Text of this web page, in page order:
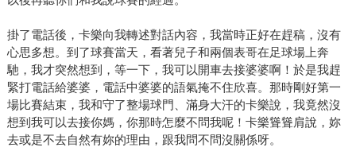
掛了電話後，卡樂向我轉述對話內容，我當時正好在趕稿，沒有
心思多想。到了球賽當天，看著兒子和兩個表哥在足球場上奔
馳，我才突然想到，等一下，我可以開車去接婆婆啊！於是我趕
緊打電話給婆婆，電話中婆婆的語氣掩不住欣喜。那時剛好第一
場比賽結束，我和守了整場球門、滿身大汗的卡樂說，我竟然沒
想到我可以去接你媽，你那時怎麼不問我呢！卡樂聳聳肩說，妳
去或是不去自然有妳的理由，跟我問不問沒關係呀。